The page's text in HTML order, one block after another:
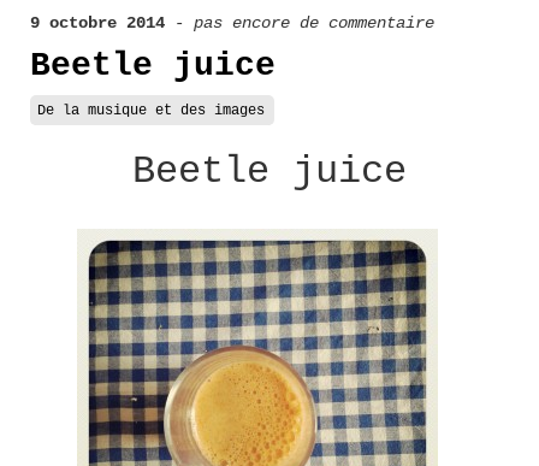
9 octobre 2014 - pas encore de commentaire
Beetle juice
De la musique et des images
Beetle juice